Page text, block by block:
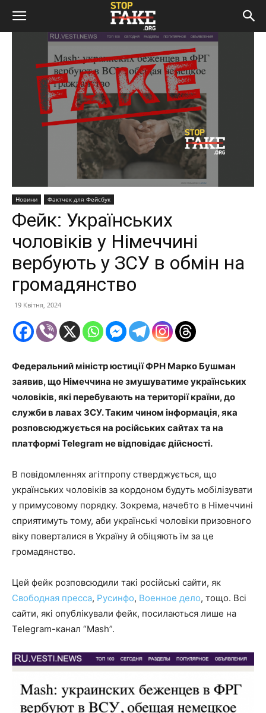
Новини Фактчек для Фейсбук
Фейк: Українських
чоловіків у Німеччині
вербують у ЗСУ в обмін на
громадянство
19 Квітня, 2024
Федеральний міністр юстиції ФРН Марко Бушман
заявив, що Німеччина не змушуватиме українських
чоловіків, які перебувають на території країни, до
служби в лавах ЗСУ. Таким чином інформація, яка
розповсюджується на російських сайтах та на
платформі Telegram не відповідає дійсності.
В повідомленнях агітпропу стверджується, що
українських чоловіків за кордоном будуть мобілізувати
у примусовому порядку. Зокрема, начебто в Німеччині
сприятимуть тому, аби українські чоловіки призовного
віку поверталися в Україну й обіцяють їм за це
громадянство.
Цей фейк розповсюдили такі російські сайти, як
Свободная пресса, Русинфо, Военное дело, тощо. Всі
сайти, які опублікували фейк, посилаються лише на
Telegram-канал “Mash”.